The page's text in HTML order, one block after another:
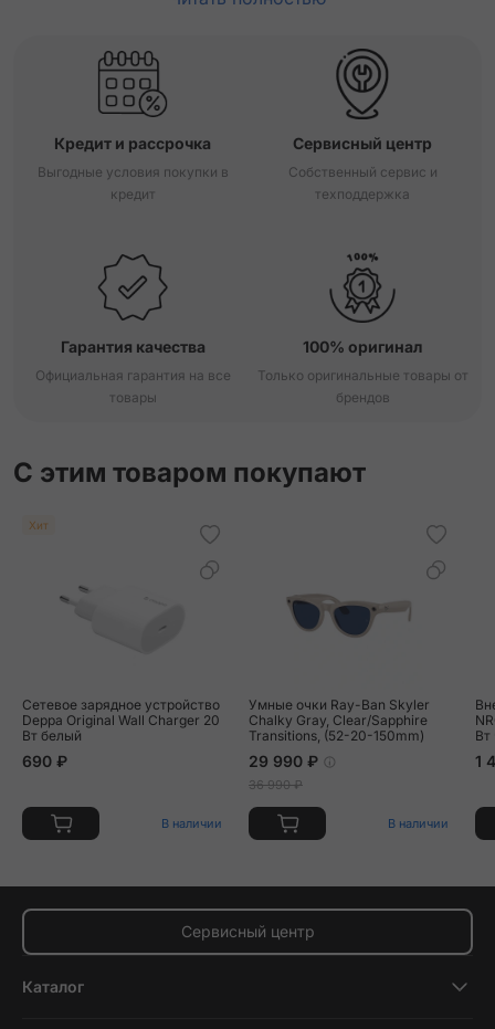
Кредит и рассрочка
Выгодные условия покупки в
кредит
Сервисный центр
Собственный сервис и
техподдержка
Гарантия качества
Официальная гарантия на все
товары
100% оригинал
Только оригинальные товары от
брендов
С этим товаром покупают
Хит
Сетевое зарядное устройство
Deppa Original Wall Charger 20
Вт белый
690 ₽
В наличии
Умные очки Ray-Ban Skyler
Chalky Gray, Clear/Sapphire
Transitions, (52-20-150mm)
29 990 ₽
36 990 ₽
В наличии
Вт
1
Сервисный центр
Каталог